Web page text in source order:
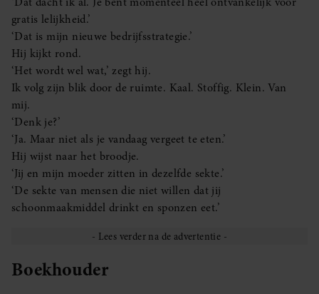
gratis lelijkheid.’
‘Dat is mijn nieuwe bedrijfsstrategie.’
Hij kijkt rond.
‘Het wordt wel wat,’ zegt hij.
Ik volg zijn blik door de ruimte. Kaal. Stoffig. Klein. Van
mij.
‘Denk je?’
‘Ja. Maar niet als je vandaag vergeet te eten.’
Hij wijst naar het broodje.
‘Jij en mijn moeder zitten in dezelfde sekte.’
‘De sekte van mensen die niet willen dat jij
schoonmaakmiddel drinkt en sponzen eet.’
Boekhouder